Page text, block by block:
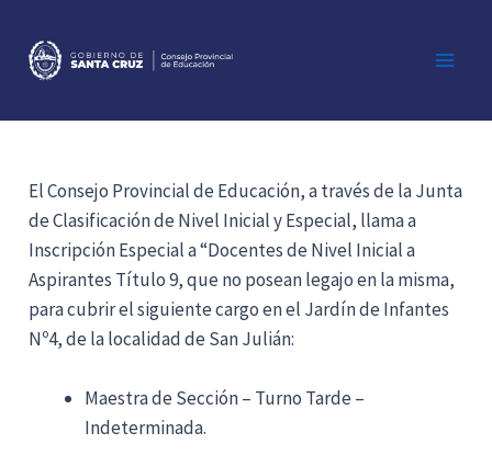
contenido
El Consejo Provincial de Educación, a través de la Junta
de Clasificación de Nivel Inicial y Especial, llama a
Inscripción Especial a “Docentes de Nivel Inicial a
Aspirantes Título 9, que no posean legajo en la misma,
para cubrir el siguiente cargo en el Jardín de Infantes
Nº4, de la localidad de San Julián:
Maestra de Sección – Turno Tarde –
Indeterminada.